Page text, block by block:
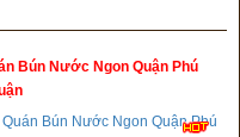
Bún Nước Ngon Quận Phú